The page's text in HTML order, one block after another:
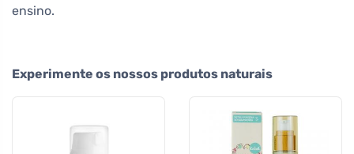
ensino.
Experimente os nossos produtos naturais